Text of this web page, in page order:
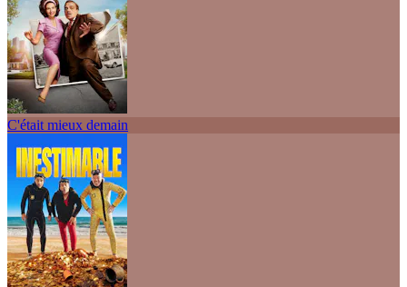
C'était mieux demain